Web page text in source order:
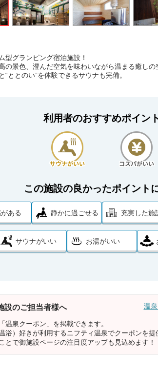
型グランピング宿泊施設！
の景色、澄んだ空気を味わいながら温まる癒しの
“ととのい”を体験できるサウナも完備。
利用者のおすすめポイン
この施設の良かったポイント
ある 静かに過ごせる 充実した施
サウナがいい お湯がいい
設のご担当者様へ 温
温泉クーポン」を掲載できます。
浴）好きが利用するニフティ温泉でクーポンを提
とで御施設ページの注目度アップも見込めます！